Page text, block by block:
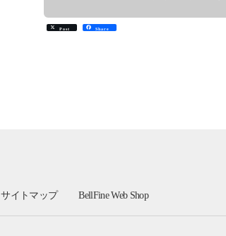
Post Share
サイトマップ BellFine Web Shop